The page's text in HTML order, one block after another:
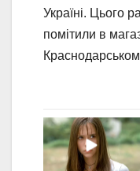
Україні. Цього
помітили в